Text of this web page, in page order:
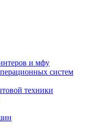
и мфу
систем
техники